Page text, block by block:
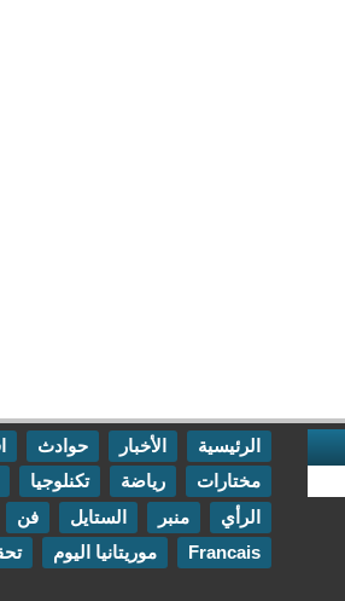
حوادث
اقتصاد
تكنلوجيا
مقابلات
الستايل فن
اتصل بنا
موريتانيا اليوم تحقيقات